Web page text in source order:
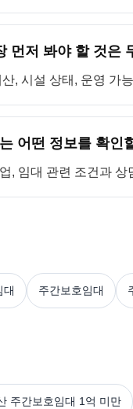
먼저 봐야 할 것은
, 시설 상태, 운영 가
어떤 정보를 확인
, 임대 관련 조건과
대 주간보호임대
주간보호임대 1억 미만